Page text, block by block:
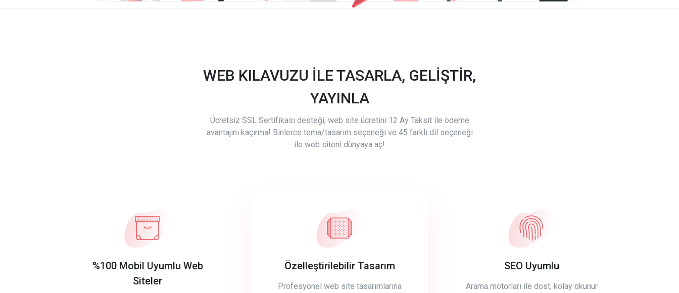
WEB KILAVUZU İLE TASARLA, GELİŞTİR,
YAYINLA
Ücretsiz SSL Sertifikası desteği, web site ücretini 12 Ay Taksit ile ödeme
avantajını kaçırma! Binlerce tema/tasarım seçeneği ve 45 farklı dil seçeneği
ile web siteni dünyaya aç!
%100 Mobil Uyumlu Web
Siteler
Özelleştirilebilir Tasarım
Profesyonel web site tasarımlarına
SEO Uyumlu
Arama motorları ile dost, kolay okunur